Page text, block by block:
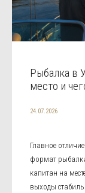
Рыбалка в
место и
24.07.2026
Главное
формат
капитан на
выходы